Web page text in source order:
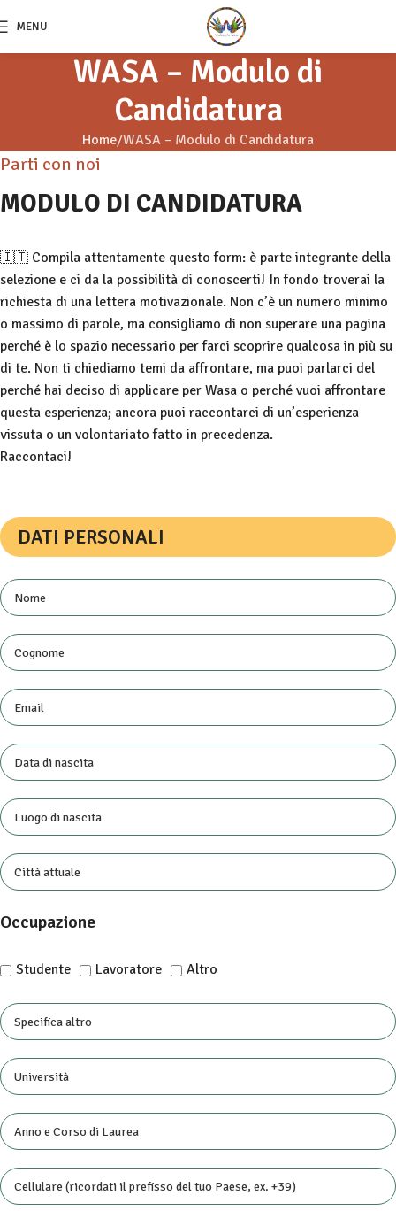
MENU
WASA – Modulo di
Candidatura
Home WASA – Modulo di Candidatura
Parti con noi
MODULO DI CANDIDATURA
🇮🇹 Compila attentamente questo form: è parte integrante della
selezione e ci da la possibilità di conoscerti! In fondo troverai la
richiesta di una lettera motivazionale. Non c’è un numero minimo
o massimo di parole, ma consigliamo di non superare una pagina
perché è lo spazio necessario per farci scoprire qualcosa in più su
di te. Non ti chiediamo temi da affrontare, ma puoi parlarci del
perché hai deciso di applicare per Wasa o perché vuoi affrontare
questa esperienza; ancora puoi raccontarci di un’esperienza
vissuta o un volontariato fatto in precedenza.
Raccontaci!
DATI PERSONALI
Occupazione
Studente Lavoratore Altro